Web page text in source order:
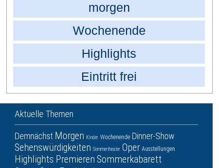
morgen
Wochenende
Highlights
Eintritt frei
Aktuelle Themen
Demnächst Morgen Kinder Wochenende Dinner-Show
Sehenswürdigkeiten Sommertheater Oper Ausstellungen
Highlights Premieren Sommerkabarett